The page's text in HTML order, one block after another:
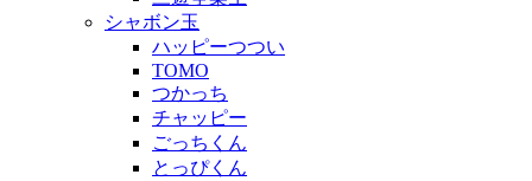
シャボン玉
ハッピーつつい
TOMO
つかっち
チャッピー
ごっちくん
とっぴくん